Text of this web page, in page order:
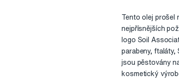
Tento olej prošel
nejpřísnějších
logo Soil
parabeny, ftaláty,
jsou pěstovány
kosmetický